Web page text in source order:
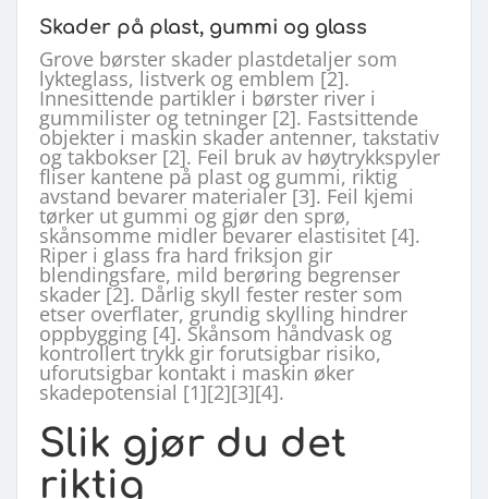
Skader på plast, gummi og glass
Grove børster skader plastdetaljer som
lykteglass, listverk og emblem [2].
Innesittende partikler i børster river i
gummilister og tetninger [2]. Fastsittende
objekter i maskin skader antenner, takstativ
og takbokser [2]. Feil bruk av høytrykkspyler
fliser kantene på plast og gummi, riktig
avstand bevarer materialer [3]. Feil kjemi
tørker ut gummi og gjør den sprø,
skånsomme midler bevarer elastisitet [4].
Riper i glass fra hard friksjon gir
blendingsfare, mild berøring begrenser
skader [2]. Dårlig skyll fester rester som
etser overflater, grundig skylling hindrer
oppbygging [4]. Skånsom håndvask og
kontrollert trykk gir forutsigbar risiko,
uforutsigbar kontakt i maskin øker
skadepotensial [1][2][3][4].
Slik gjør du det
riktig